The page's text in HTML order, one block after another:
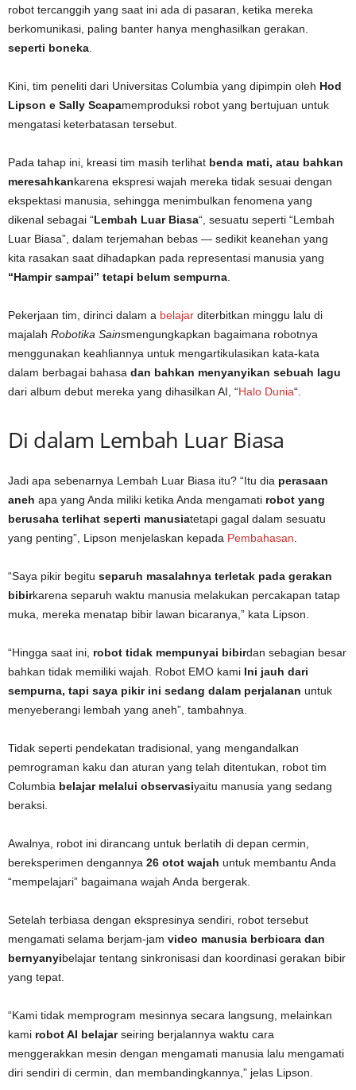
robot tercanggih yang saat ini ada di pasaran, ketika mereka
berkomunikasi, paling banter hanya menghasilkan gerakan.
seperti boneka
Kini, tim peneliti dari Universitas Columbia yang dipimpin oleh Hod
Lipson e Sally Scapamemproduksi robot yang bertujuan untuk
mengatasi keterbatasan tersebut.
Pada tahap ini, kreasi tim masih terlihat benda mati, atau bahkan
meresahkankarena ekspresi wajah mereka tidak sesuai dengan
ekspektasi manusia, sehingga menimbulkan fenomena yang
dikenal sebagai “Lembah Luar Biasa“, sesuatu seperti “Lembah
Luar Biasa”, dalam terjemahan bebas — sedikit keanehan yang
kita rasakan saat dihadapkan pada representasi manusia yang
“Hampir sampai” tetapi belum sempurna
Pekerjaan tim, dirinci dalam a belajar diterbitkan minggu lalu di
majalah Robotika Sainsmengungkapkan bagaimana robotnya
menggunakan keahliannya untuk mengartikulasikan kata-kata
dalam berbagai bahasa dan bahkan menyanyikan sebuah lagu
dari album debut mereka yang dihasilkan AI, “Halo Dunia“.
Di dalam Lembah Luar Biasa
Jadi apa sebenarnya Lembah Luar Biasa itu? “Itu dia perasaan
aneh apa yang Anda miliki ketika Anda mengamati robot yang
berusaha terlihat seperti manusiatetapi gagal dalam sesuatu
yang penting”, Lipson menjelaskan kepada Pembahasan
“Saya pikir begitu separuh masalahnya terletak pada gerakan
bibirkarena separuh waktu manusia melakukan percakapan tatap
muka, mereka menatap bibir lawan bicaranya,” kata Lipson.
“Hingga saat ini, robot tidak mempunyai bibirdan sebagian besar
bahkan tidak memiliki wajah. Robot EMO kami Ini jauh dari
sempurna, tapi saya pikir ini sedang dalam perjalanan untuk
menyeberangi lembah yang aneh”, tambahnya.
Tidak seperti pendekatan tradisional, yang mengandalkan
pemrograman kaku dan aturan yang telah ditentukan, robot tim
Columbia belajar melalui observasiyaitu manusia yang sedang
beraksi.
Awalnya, robot ini dirancang untuk berlatih di depan cermin,
bereksperimen dengannya 26 otot wajah untuk membantu Anda
“mempelajari” bagaimana wajah Anda bergerak.
Setelah terbiasa dengan ekspresinya sendiri, robot tersebut
mengamati selama berjam-jam video manusia berbicara dan
bernyanyibelajar tentang sinkronisasi dan koordinasi gerakan bibir
yang tepat.
“Kami tidak memprogram mesinnya secara langsung, melainkan
kami robot AI belajarseiring berjalannya waktu cara
menggerakkan mesin dengan mengamati manusia lalu mengamati
diri sendiri di cermin, dan membandingkannya,” jelas Lipson.